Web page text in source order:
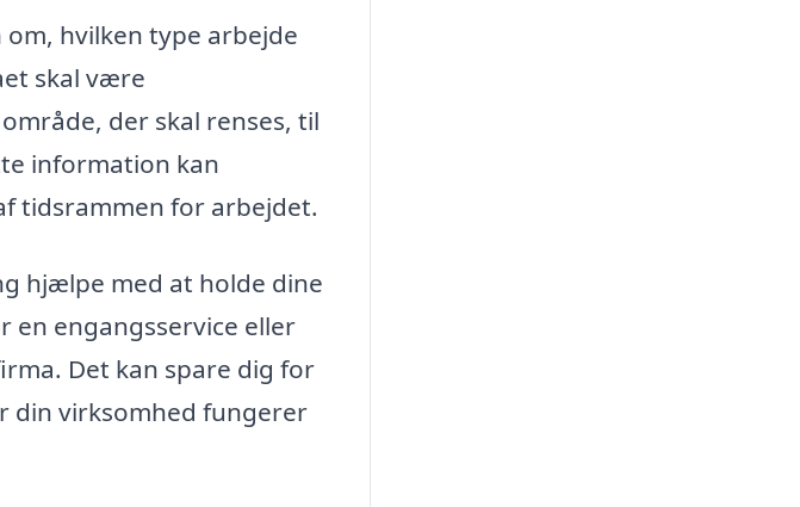
hvilken type arbejde
skal være
der skal renses, til
information kan
tidsrammen for arbejdet.
hjælpe med at holde dine
en engangsservice eller
Det kan spare dig for
din virksomhed fungerer